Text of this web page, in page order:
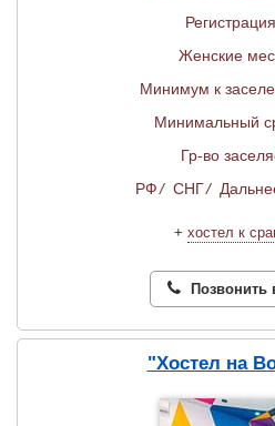
Женские
Минимум к
Минимальный
Гр-во
РФ/ СНГ/
+ хостел к
Позвонить
"Хостел на